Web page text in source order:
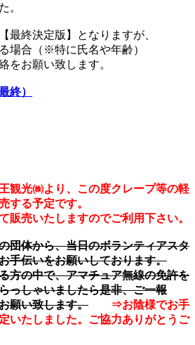
。
最終決定版】となりますが、
場合（※特に氏名や年齢）
をお願い致します。
終）
観光㈱より、この度クレープ等の軽
する予定です。
販売いたしますのでご利用下さい。
団体から、当日のボランティアスタ
手伝いをお願いしております。
方の中で、アマチュア無線の免許を
っしゃいましたら是非、ご一報
願い致します。
⇒お陰様でお手
いたしました。ご協力ありがとうご